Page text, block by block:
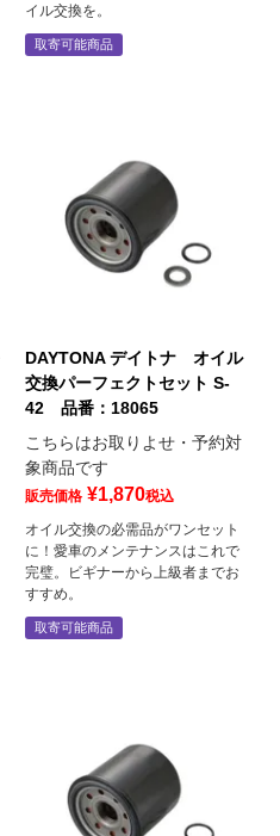
イル交換を。
取寄可能商品
DAYTONA デイトナ オイル
交換パーフェクトセット S-
42 品番：18065
こちらはお取りよせ・予約対
象商品です
販売価格 ¥1,870税込
オイル交換の必需品がワンセット
に！愛車のメンテナンスはこれで
完璧。ビギナーから上級者までお
すすめ。
取寄可能商品